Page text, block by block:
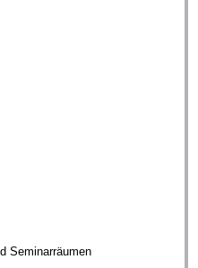
Seminarräumen